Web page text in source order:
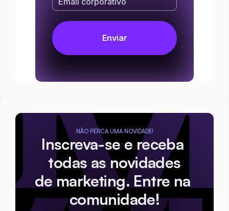
NÃO PERCA UMA NOVIDADE!
Inscreva-se e receba
todas as novidades
de marketing. Entre na
comunidade!